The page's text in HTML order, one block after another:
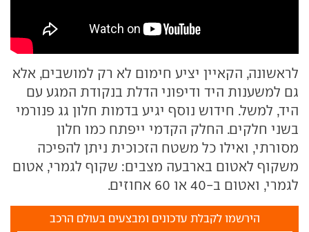
לראשונה, הקאיין יציע חימום לא רק למושבים, אלא
גם למשענות היד ודיפוני הדלת בנקודת המגע עם
היד, למשל. חידוש נוסף יגיע בדמות חלון גג פנורמי
בשני חלקים. החלק הקדמי ייפתח כמו חלון
מסורתי, ואילו כל משטח הזכוכית ניתן להפיכה
משקוף לאטום בארבעה מצבים: שקוף לגמרי, אטום
לגמרי, ואטום ב-40 או 60 אחוזים.
הירשמו לקבלת עדכונים ומבצעים בעולם הרכב